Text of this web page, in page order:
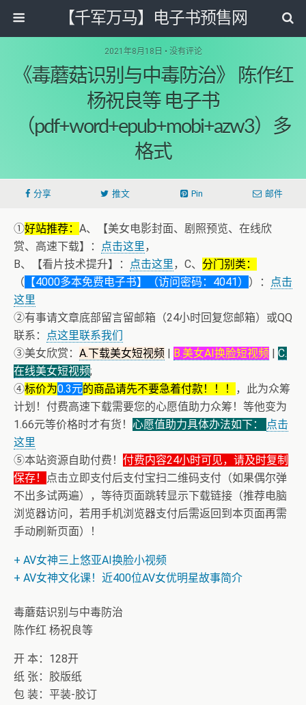
【千军万马】电子书预售网
2021年8月18日 • 没有评论
《毒蘑菇识别与中毒防治》 陈作红
杨祝良等 电子书
（pdf+word+epub+mobi+azw3）多
格式
分享 推文 Pin 邮件
①好站推荐： A、【美女电影封面、剧照预览、在线欣
赏、高速下载】：
点击这里，
B、【看片技术提升】：
点击这里，C、 分门别类：
（ 【4000多本免费电子书】（访问密码：4041） ）：
点击
这里
②有事请文章底部留言留邮箱（24小时回复您邮箱）或QQ
联系：
点这里联系我们
③美女欣赏： A.下载美女短视频 | B.美女AI换脸短视频 | C.
在线美女短视频;
④标价为0.3元的商品请先不要急着付款！！！
，此为众筹
计划！付费高速下载需要您的心愿值助力众筹！等他变为
1.66元等价格时才有货！ 心愿值助力具体办法如下：
点击
这里
⑤本站资源自助付费！ 付费内容24小时可见，请及时复制
保存！
点击立即支付后支付宝扫二维码支付（如果偶尔弹
不出多试两遍），等待页面跳转显示下载链接（推荐电脑
浏览器访问，若用手机浏览器支付后需返回到本页面再需
手动刷新页面）！
+ AV女神三上悠亚AI换脸小视频
+ AV女神文化课！近400位AV女优明星故事简介
毒蘑菇识别与中毒防治
陈作红 杨祝良等
开 本：128开
纸 张：胶版纸
包 装：平装-胶订